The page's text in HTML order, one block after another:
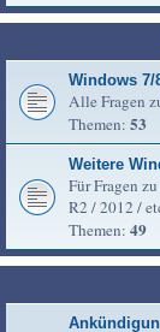
Windows 7/
Alle Fragen
Themen: 53
Weitere
Für Fragen
R2 / 2012 /
Themen: 49